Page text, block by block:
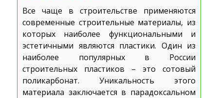
Все чаще в строительстве применяются
современные строительные материалы, из
которых наиболее функциональными и
эстетичными являются пластики. Один из
наиболее популярных в России
строительных пластиков – это сотовый
поликарбонат. Уникальность этого
материала заключается в парадоксальном